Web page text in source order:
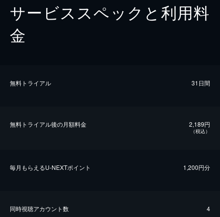
サービススペックと利用料
金
無料トライアル 31日間
無料トライアル後の⽉額料金 2,189円
（税込）
毎⽉もらえるU-NEXTポイント 1,200円分
同時視聴アカウント数 4